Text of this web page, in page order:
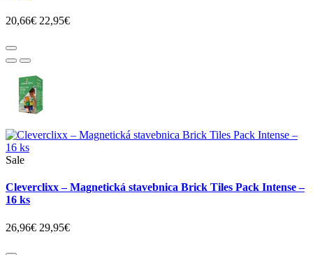
20,66€ 22,95€
Sale
Cleverclixx – Magnetická stavebnica Brick Tiles Pack Intense –
16 ks
26,96€ 29,95€